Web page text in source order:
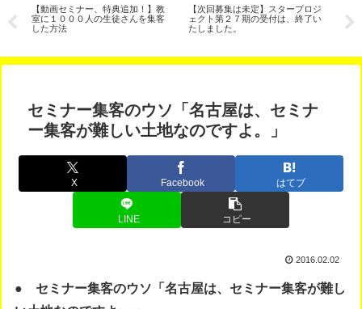
【動画セミナー、特典追加！】教
室に１０００人の生徒さんを集客
した方法
【次回募集は未定】スタープロジ
ェクト第２７期の受付は、終了い
たしました。
さ
の
セミナー集客のウソ「名古屋は、セミナ
ー集客が難しい土地なのですよ。」
X Facebook はてブ
LINE コピー
2016.02.02
● セミナー集客のウソ「名古屋は、セミナー集客が難し